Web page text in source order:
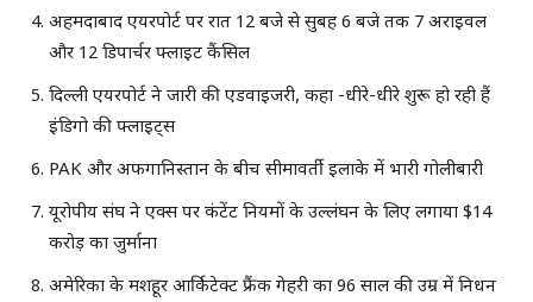
अहमदाबाद एयरपोर्ट पर रात 12 बजे से सुबह 6 बजे तक 7 अराइवल
और 12 डिपार्चर फ्लाइट कैंसिल
दिल्ली एयरपोर्ट ने जारी की एडवाइजरी, कहा -धीरे-धीरे शुरू हो रही हैं
इंडिगो की फ्लाइट्स
PAK और अफगानिस्तान के बीच सीमावर्ती इलाके में भारी गोलीबारी
यूरोपीय संघ ने एक्स पर कंटेंट नियमों के उल्लंघन के लिए लगाया $14
करोड़ का जुर्माना
अमेरिका के मशहूर आर्किटेक्ट फ्रैंक गेहरी का 96 साल की उम्र में निधन